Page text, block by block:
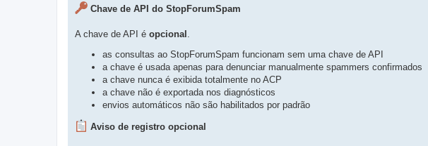
Chave de API do StopForumSpam
A chave de API é opcional .
as consultas ao StopForumSpam funcionam sem uma chave de API
a chave é usada apenas para denunciar manualmente spammers confirmados
a chave nunca é exibida totalmente no ACP
a chave não é exportada nos diagnósticos
envios automáticos não são habilitados por padrão
Aviso de registro opcional